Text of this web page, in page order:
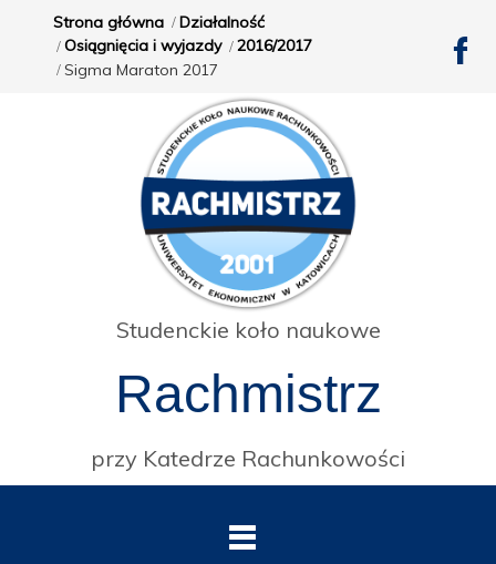
Strona główna
Działalność
Osiągnięcia i wyjazdy
2016/2017
Sigma Maraton 2017
Studenckie koło naukowe
Rachmistrz
przy Katedrze Rachunkowości